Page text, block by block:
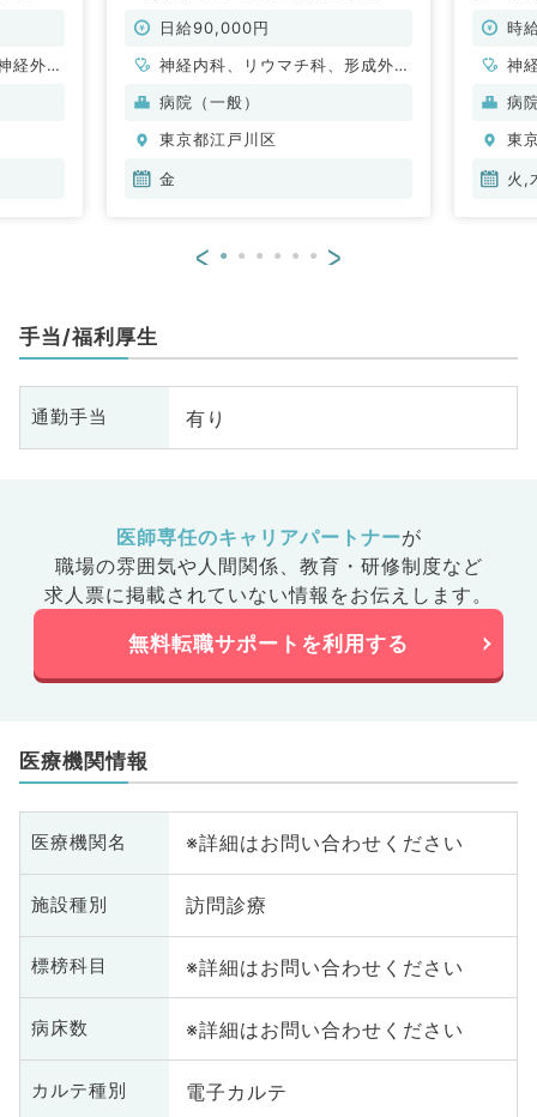
経外
勤） 日給90,000円
神経内科、リウマチ科、形成外
科、脳神経外科、呼吸器外科、心
ペインクリニック、緩和ケア科、
一般内科、循環器内科、呼吸器内
科、外科系全般、一般外科、消化
病院（一般）
東京都江戸川区
金
曜日時
神
一
病
東
火,
< >
手当/福利厚生
通勤手当 有り
医師専任のキャリアパートナーが
職場の雰囲気や人間関係、 教育・研修制度など
求人票に掲載されていない情報をお伝えします。
無料転職サポートを利用する
医療機関情報
医療機関名 ※詳細はお問い合わせください
施設種別 訪問診療
標榜科目 ※詳細はお問い合わせください
病床数 ※詳細はお問い合わせください
カルテ種別 電子カルテ